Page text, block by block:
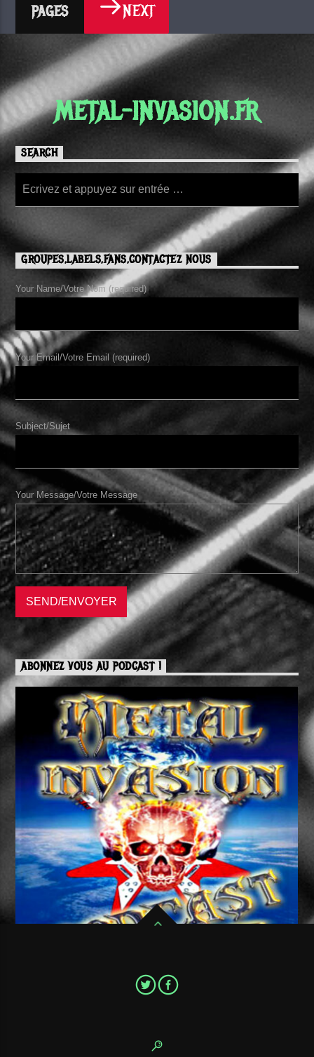
PAGES NEXT
METAL-INVASION.FR
SEARCH
GROUPES,LABELS,FANS,CONTACTEZ NOUS
Your Name/Votre Nom (required)
Your Email/Votre Email (required)
Subject/Sujet
Your Message/Votre Message
ABONNEZ VOUS AU PODCAST !
favorite,Metal Invasion Podcast, abonnez vous au flux RSS